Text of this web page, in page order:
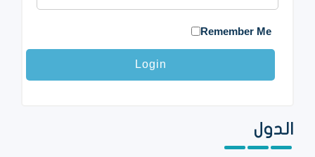
Remember Me
الدول